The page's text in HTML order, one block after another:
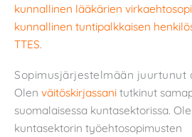
kunnallinen lääkärien
kunnallinen tuntipalkkaisen
TTES.
Sopimusjärjestelmään juurtunut
Olen väitöskirjassani tutkinut
suomalaisessa kuntasektorissa.
kuntasektorin työehtosopimusten